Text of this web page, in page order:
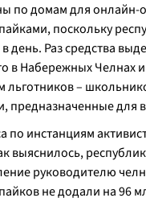
по домам для
поскольку
день. Раз средства
в Набережных Челнах
–
предназначенные для
по инстанциям
выяснилось,
руководителю
не додали на 96